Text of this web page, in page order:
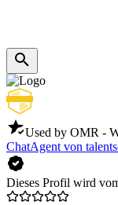
Used by OMR -
ChatAgent von
Dieses Profil wird